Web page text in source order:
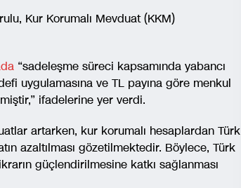
Kur Korumalı Mevduat (KKM)
“sadeleşme süreci kapsamında yabancı
uygulamasına ve TL payına göre menkul
ifadelerine yer verdi.
artarken, kur korumalı hesaplardan Türk
azaltılması gözetilmektedir. Böylece, Türk
güçlendirilmesine katkı sağlanması